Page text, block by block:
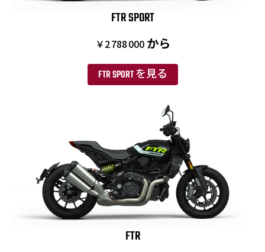
FTR SPORT
￥2 788 000 から
FTR SPORT を見る
FTR